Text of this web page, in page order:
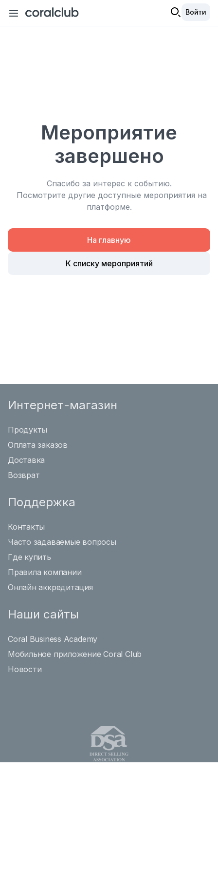
Войти
Мероприятие
завершено
Спасибо за интерес к событию.
Посмотрите другие доступные мероприятия на
платформе.
На главную
К списку мероприятий
Интернет-магазин
Продукты
Оплата заказов
Доставка
Возврат
Поддержка
Контакты
Часто задаваемые вопросы
Где купить
Правила компании
Онлайн аккредитация
Наши сайты
Coral Business Academy
Мобильное приложение Coral Club
Новости